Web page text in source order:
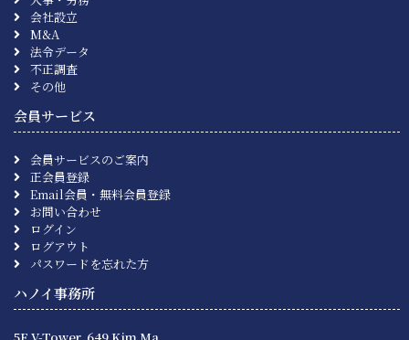
会社設立
M&A
法令データ
不正調査
その他
会員サービス
会員サービスのご案内
正会員登録
Email会員・無料会員登録
お問い合わせ
ログイン
ログアウト
パスワードを忘れた方
ハノイ事務所